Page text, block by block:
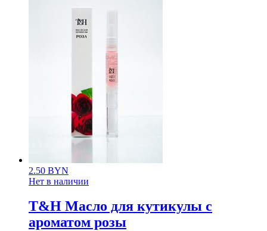
2.50 BYN
Нет в наличии
T&H Масло для кутикулы с
ароматом розы